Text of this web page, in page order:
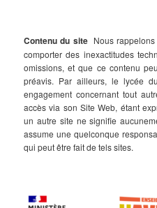
Contenu du site Nous
comporter des inexactitudes
omissions, et que ce contenu
préavis. Par ailleurs, le lycée
engagement concernant tout
accès via son Site Web, étant
un autre site ne signifie
assume une quelconque
qui peut être fait de tels sites.